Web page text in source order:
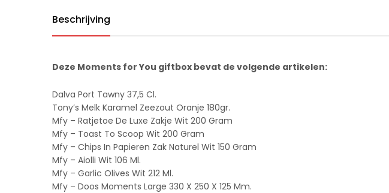
Beschrijving
Deze Moments for You giftbox bevat de volgende artikelen:
Dalva Port Tawny 37,5 Cl.
Tony’s Melk Karamel Zeezout Oranje 180gr.
Mfy – Ratjetoe De Luxe Zakje Wit 200 Gram
Mfy – Toast To Scoop Wit 200 Gram
Mfy – Chips In Papieren Zak Naturel Wit 150 Gram
Mfy – Aiolli Wit 106 Ml.
Mfy – Garlic Olives Wit 212 Ml.
Mfy – Doos Moments Large 330 X 250 X 125 Mm.